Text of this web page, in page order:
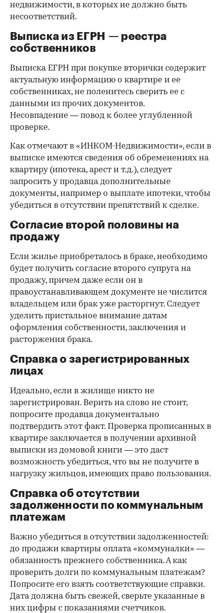
недвижимости, в которых не должно быть
несоответствий.
Выписка из ЕГРН — реестра
собственников
Выписка ЕГРН при покупке вторички содержит
актуальную информацию о квартире и ее
собственниках, не поленитесь сверить ее с
данными из прочих документов.
Несовпадение — повод к более углубленной
проверке.
Как отмечают в «ИНКОМ-Недвижимости», если в
выписке имеются сведения об обременениях на
квартиру (ипотека, арест и т.д.), следует
запросить у продавца дополнительные
документы, например о выплате ипотеки, чтобы
убедиться в отсутствии препятствий к сделке.
Согласие второй половины на
продажу
Если жилье приобреталось в браке, необходимо
будет получить согласие второго супруга на
продажу, причем даже если он в
правоустанавливающем документе не числится
владельцем или брак уже расторгнут. Следует
уделить пристальное внимание датам
оформления собственности, заключения и
расторжения брака.
Справка о зарегистрированных
лицах
Идеально, если в жилище никто не
зарегистрирован. Верить на слово не стоит,
попросите продавца документально
подтвердить этот факт. Проверка прописанных в
квартире заключается в получении архивной
выписки из домовой книги — это даст
возможность убедиться, что вы не получите в
нагрузку жильцов, имеющих право пользования.
Справка об отсутствии
задолженности по коммунальным
платежам
Важно убедиться в отсутствии задолженностей:
до продажи квартиры оплата «коммуналки» —
обязанность прежнего собственника. А как
проверить долги по коммунальным платежам?
Попросите его взять соответствующие справки.
Дата должна быть свежей, сверьте указанные в
них цифры с показаниями счетчиков.